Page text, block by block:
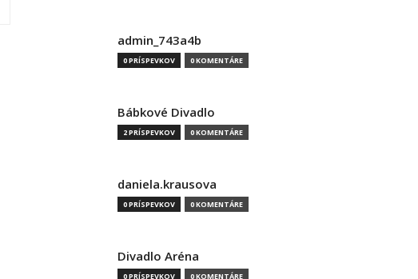
admin_743a4b
0 PRÍSPEVKOV 0 KOMENTÁRE
Bábkové Divadlo
2 PRÍSPEVKOV 0 KOMENTÁRE
daniela.krausova
0 PRÍSPEVKOV 0 KOMENTÁRE
Divadlo Aréna
0 PRÍSPEVKOV 0 KOMENTÁRE